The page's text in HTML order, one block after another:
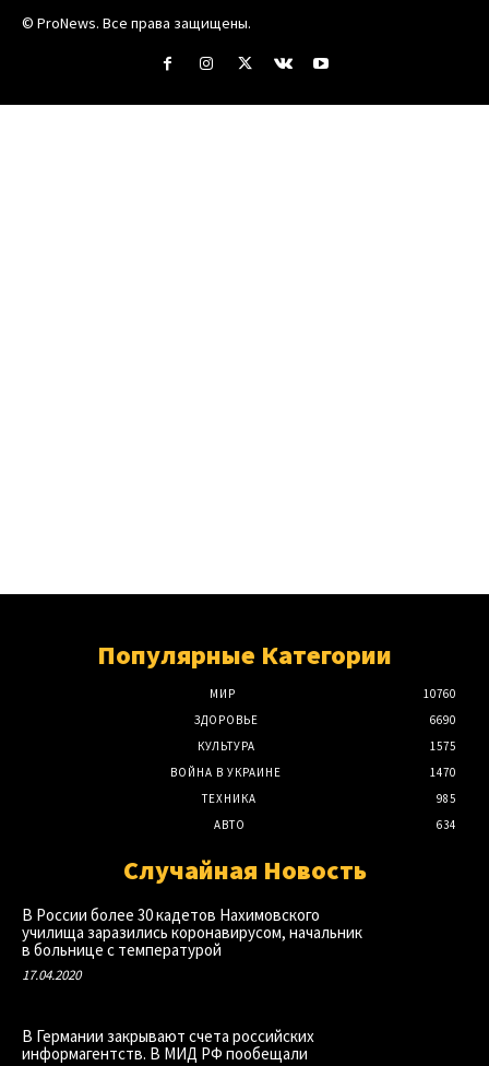
© ProNews. Все права защищены.
Популярные Категории
МИР
10760
ЗДОРОВЬЕ
6690
КУЛЬТУРА
1575
ВОЙНА В УКРАИНЕ
1470
ТЕХНИКА
985
АВТО
634
Случайная Новость
В России более 30 кадетов Нахимовского
училища заразились коронавирусом, начальник
в больнице с температурой
17.04.2020
В Германии закрывают счета российских
информагентств. В МИД РФ пообещали